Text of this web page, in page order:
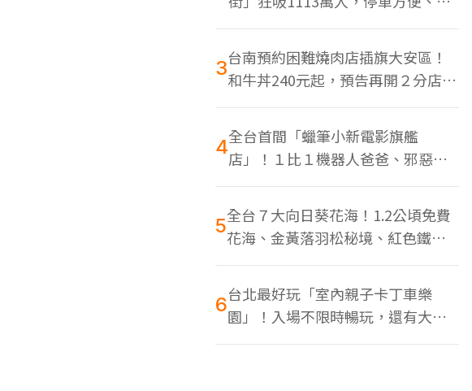
色美食多
3台南預約困難燒肉店插旗大安區！
和牛丼240元起，預告再開２分店、
地點曝光
4全台首間「蠟筆小新電影旗艦
店」！１比１機器人爸爸、邪惡正
男，百款周邊買翻
5全台７大向日葵花海！1.2公頃免費
花海、金黃落羽松秘境、紅色鐵橋
同框
6台北最好玩「室內親子卡丁車樂
園」！入場不限時暢玩，還有大螢
幕Switch遊戲區